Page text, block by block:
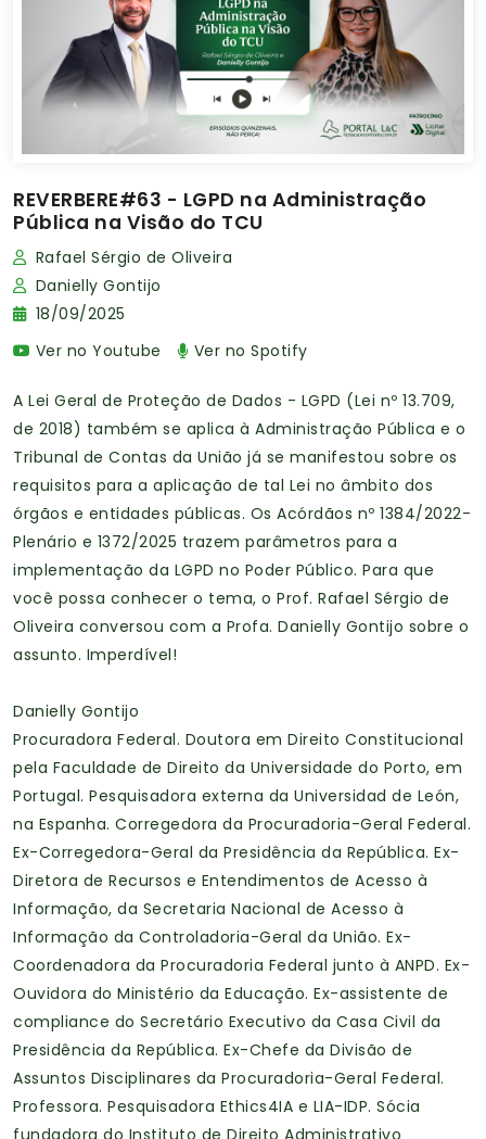
REVERBERE#63 - LGPD na Administração
Pública na Visão do TCU
Rafael Sérgio de Oliveira
Danielly Gontijo
18/09/2025
Ver no Youtube
Ver no Spotify
A Lei Geral de Proteção de Dados - LGPD (Lei nº 13.709,
de 2018) também se aplica à Administração Pública e o
Tribunal de Contas da União já se manifestou sobre os
requisitos para a aplicação de tal Lei no âmbito dos
órgãos e entidades públicas. Os Acórdãos nº 1384/2022-
Plenário e 1372/2025 trazem parâmetros para a
implementação da LGPD no Poder Público. Para que
você possa conhecer o tema, o Prof. Rafael Sérgio de
Oliveira conversou com a Profa. Danielly Gontijo sobre o
assunto. Imperdível!
Danielly Gontijo
Procuradora Federal. Doutora em Direito Constitucional
pela Faculdade de Direito da Universidade do Porto, em
Portugal. Pesquisadora externa da Universidad de León,
na Espanha. Corregedora da Procuradoria-Geral Federal.
Ex-Corregedora-Geral da Presidência da República. Ex-
Diretora de Recursos e Entendimentos de Acesso à
Informação, da Secretaria Nacional de Acesso à
Informação da Controladoria-Geral da União. Ex-
Coordenadora da Procuradoria Federal junto à ANPD. Ex-
Ouvidora do Ministério da Educação. Ex-assistente de
compliance do Secretário Executivo da Casa Civil da
Presidência da República. Ex-Chefe da Divisão de
Assuntos Disciplinares da Procuradoria-Geral Federal.
Professora. Pesquisadora Ethics4IA e LIA-IDP. Sócia
fundadora do Instituto de Direito Administrativo